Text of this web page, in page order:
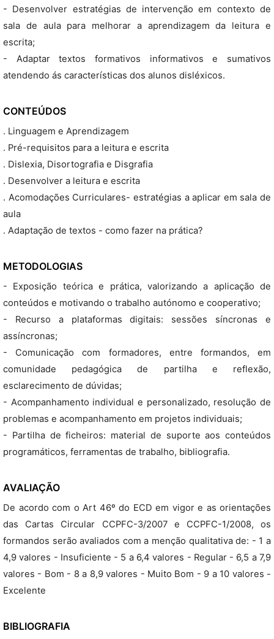
- Desenvolver estratégias de intervenção em contexto de
sala de aula para melhorar a aprendizagem da leitura e
escrita;
- Adaptar textos formativos informativos e sumativos
atendendo ás características dos alunos disléxicos.
CONTEÚDOS
. Linguagem e Aprendizagem
. Pré-requisitos para a leitura e escrita
. Dislexia, Disortografia e Disgrafia
. Desenvolver a leitura e escrita
. Acomodações Curriculares- estratégias a aplicar em sala de
aula
. Adaptação de textos - como fazer na prática?
METODOLOGIAS
- Exposição teórica e prática, valorizando a aplicação de
conteúdos e motivando o trabalho autónomo e cooperativo;
- Recurso a plataformas digitais: sessões síncronas e
assíncronas;
- Comunicação com formadores, entre formandos, em
comunidade pedagógica de partilha e reflexão,
esclarecimento de dúvidas;
- Acompanhamento individual e personalizado, resolução de
problemas e acompanhamento em projetos individuais;
- Partilha de ficheiros: material de suporte aos conteúdos
programáticos, ferramentas de trabalho, bibliografia.
AVALIAÇÃO
De acordo com o Art 46º do ECD em vigor e as orientações
das Cartas Circular CCPFC-3/2007 e CCPFC-1/2008, os
formandos serão avaliados com a menção qualitativa de: - 1 a
4,9 valores - Insuficiente - 5 a 6,4 valores - Regular - 6,5 a 7,9
valores - Bom - 8 a 8,9 valores - Muito Bom - 9 a 10 valores -
Excelente
BIBLIOGRAFIA